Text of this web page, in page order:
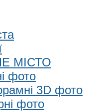
МІСТО
фото
3D фото
фото